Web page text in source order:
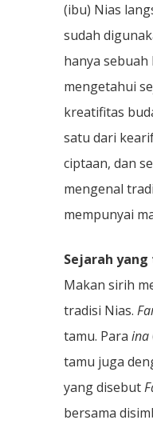
(ibu) Nias
sudah
hanya
mengetahui
kreatifitas
satu dari
ciptaan, dan
mengenal
mempunyai
Sejarah
Makan sirih
tradisi Nias.
tamu. Para ina
tamu juga
yang disebut
bersama